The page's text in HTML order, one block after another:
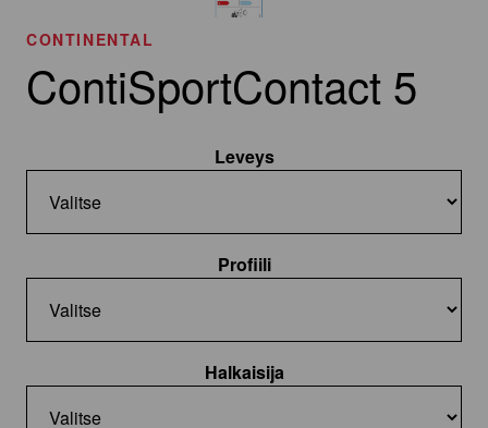
CONTINENTAL
ContiSportContact 5
Leveys
Profiili
Halkaisija